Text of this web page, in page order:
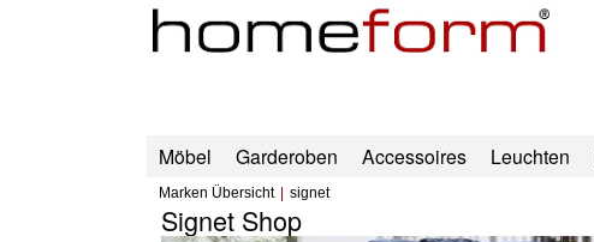
Möbel Garderoben Accessoires Leuchten
Marken Übersicht signet
Signet Shop